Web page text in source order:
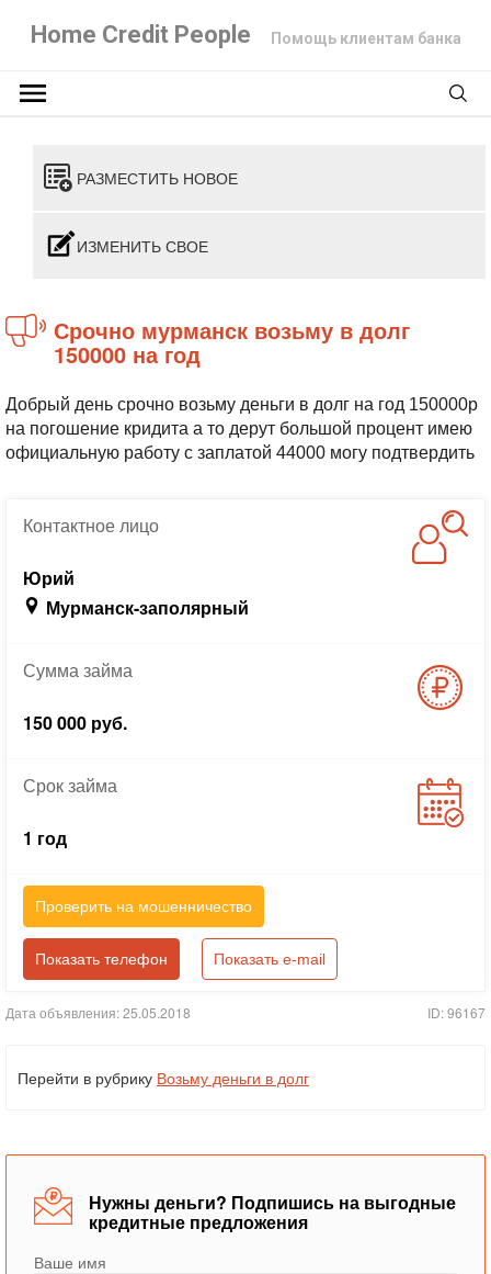
Home Credit People Помощь клиентам банка
РАЗМЕСТИТЬ НОВОЕ
ИЗМЕНИТЬ СВОЕ
Срочно мурманск возьму в долг
150000 на год
Добрый день срочно возьму деньги в долг на год 150000р
на погошение кридита а то дерут большой процент имею
официальную работу с заплатой 44000 могу подтвердить
Контактноелицо
Юрий
Мурманск-заполярный
Суммазайма
150 000 руб.
Срокзайма
1 год
Проверить на мошенничество
Показать телефон Показать e-mail
Дата объявления: 25.05.2018 ID: 96167
Перейти в рубрику Возьму деньги в долг
Нужны деньги? Подпишись на выгодные
кредитные предложения
Ваше имя